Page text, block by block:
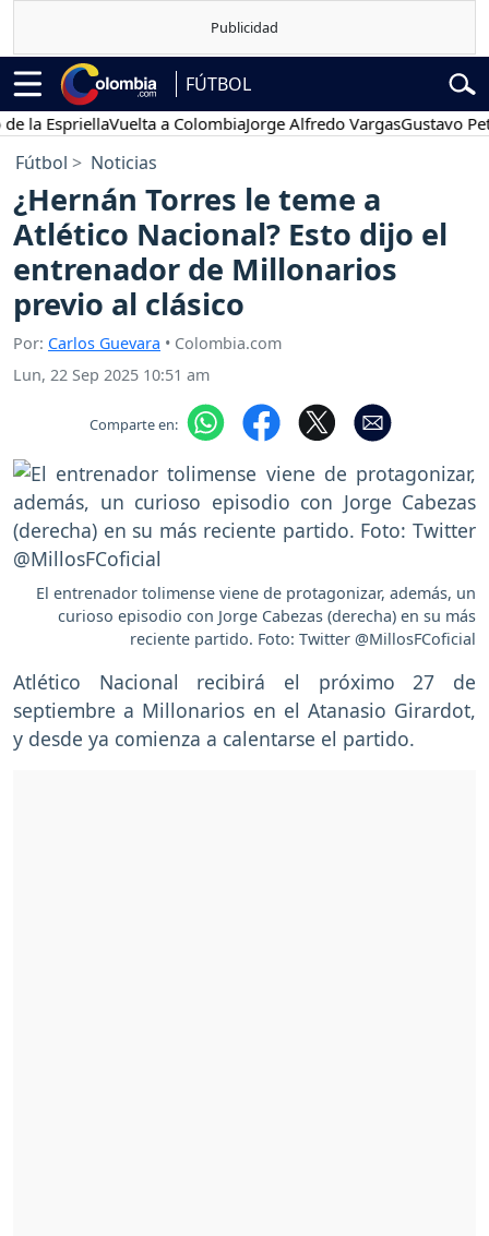
FÚTBOL
Vuelta a ColombiaJorge Alfredo Vargas Gustavo Petro
Fútbol Noticias
¿Hernán Torres le teme a
Atlético Nacional? Esto dijo el
entrenador de Millonarios
previo al clásico
Por: Carlos Guevara • Colombia.com
Lun, 22 Sep 2025 10:51 am
Comparte en:
El entrenador tolimense viene de protagonizar, además, un
curioso episodio con Jorge Cabezas (derecha) en su más
reciente partido. Foto: Twitter @MillosFCoficial
Atlético Nacional recibirá el próximo 27 de
septiembre a Millonarios en el Atanasio Girardot,
y desde ya comienza a calentarse el partido.